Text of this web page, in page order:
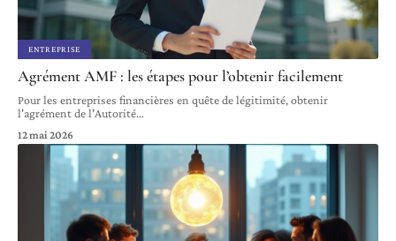
ENTREPRISE
Agrément AMF : les étapes pour l’obtenir facilement
Pour les entreprises financières en quête de légitimité, obtenir
l'agrément de l'Autorité…
12 mai 2026